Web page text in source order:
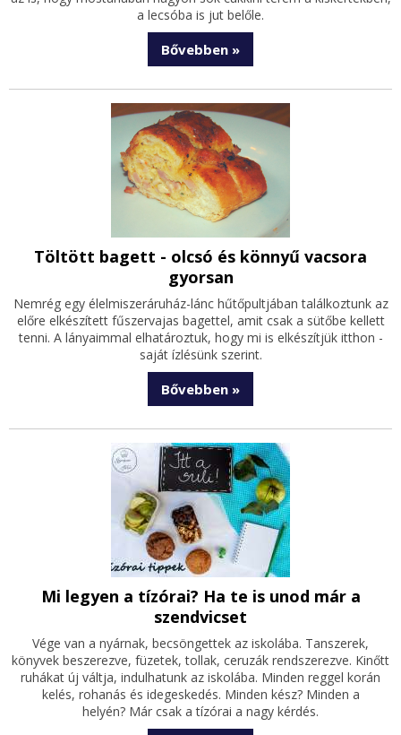
a lecsóba is jut belőle.
Bővebben »
Töltött bagett - olcsó és könnyű vacsora
gyorsan
Nemrég egy élelmiszeráruház-lánc hűtőpultjában találkoztunk az
előre elkészített fűszervajas bagettel, amit csak a sütőbe kellett
tenni. A lányaimmal elhatároztuk, hogy mi is elkészítjük itthon -
saját ízlésünk szerint.
Bővebben »
Mi legyen a tízórai? Ha te is unod már a
szendvicset
Vége van a nyárnak, becsöngettek az iskolába. Tanszerek,
könyvek beszerezve, füzetek, tollak, ceruzák rendszerezve. Kinőtt
ruhákat új váltja, indulhatunk az iskolába. Minden reggel korán
kelés, rohanás és idegeskedés. Minden kész? Minden a
helyén? Már csak a tízórai a nagy kérdés.